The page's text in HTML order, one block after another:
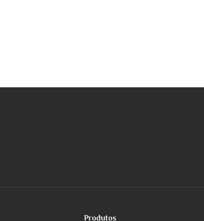
Produtos